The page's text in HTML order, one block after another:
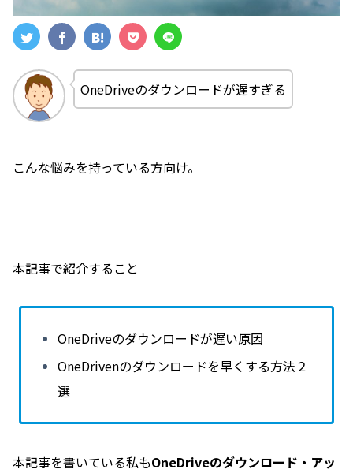
OneDriveのダウンロードが遅すぎる
こんな悩みを持っている方向け。
本記事で紹介すること
OneDriveのダウンロードが遅い原因
OneDrivenのダウンロードを早くする方法２
選
本記事を書いている私もOneDriveのダウンロード・アッ